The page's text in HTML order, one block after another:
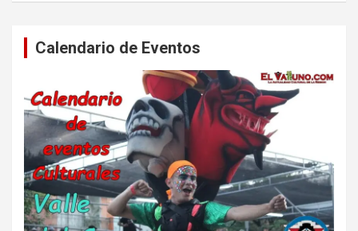
Calendario de Eventos